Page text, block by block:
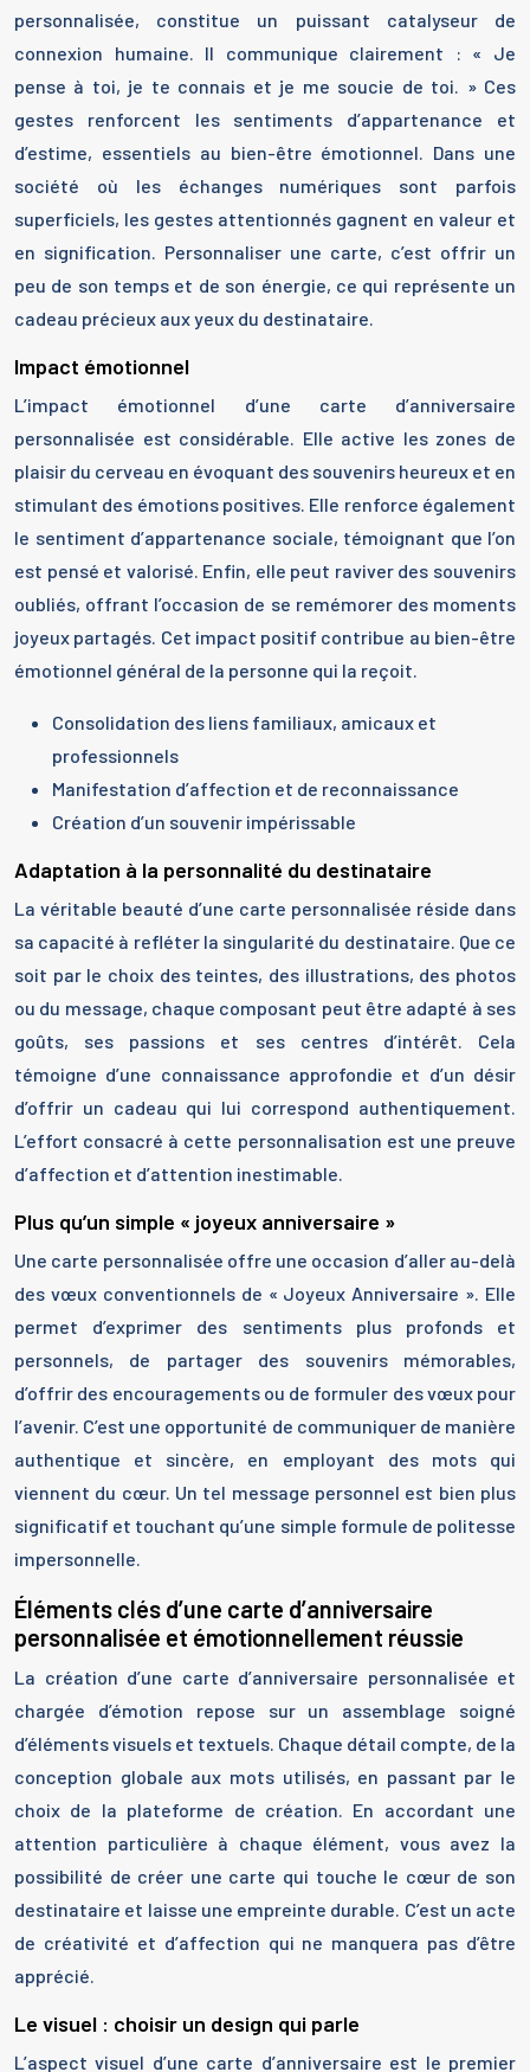
personnalisée, constitue un puissant catalyseur de
connexion humaine. Il communique clairement : « Je
pense à toi, je te connais et je me soucie de toi. » Ces
gestes renforcent les sentiments d’appartenance et
d’estime, essentiels au bien-être émotionnel. Dans une
société où les échanges numériques sont parfois
superficiels, les gestes attentionnés gagnent en valeur et
en signification. Personnaliser une carte, c’est offrir un
peu de son temps et de son énergie, ce qui représente un
cadeau précieux aux yeux du destinataire.
Impact émotionnel
L’impact émotionnel d’une carte d’anniversaire
personnalisée est considérable. Elle active les zones de
plaisir du cerveau en évoquant des souvenirs heureux et en
stimulant des émotions positives. Elle renforce également
le sentiment d’appartenance sociale, témoignant que l’on
est pensé et valorisé. Enfin, elle peut raviver des souvenirs
oubliés, offrant l’occasion de se remémorer des moments
joyeux partagés. Cet impact positif contribue au bien-être
émotionnel général de la personne qui la reçoit.
Consolidation des liens familiaux, amicaux et
professionnels
Manifestation d’affection et de reconnaissance
Création d’un souvenir impérissable
Adaptation à la personnalité du destinataire
La véritable beauté d’une carte personnalisée réside dans
sa capacité à refléter la singularité du destinataire. Que ce
soit par le choix des teintes, des illustrations, des photos
ou du message, chaque composant peut être adapté à ses
goûts, ses passions et ses centres d’intérêt. Cela
témoigne d’une connaissance approfondie et d’un désir
d’offrir un cadeau qui lui correspond authentiquement.
L’effort consacré à cette personnalisation est une preuve
d’affection et d’attention inestimable.
Plus qu’un simple « joyeux anniversaire »
Une carte personnalisée offre une occasion d’aller au-delà
des vœux conventionnels de « Joyeux Anniversaire ». Elle
permet d’exprimer des sentiments plus profonds et
personnels, de partager des souvenirs mémorables,
d’offrir des encouragements ou de formuler des vœux pour
l’avenir. C’est une opportunité de communiquer de manière
authentique et sincère, en employant des mots qui
viennent du cœur. Un tel message personnel est bien plus
significatif et touchant qu’une simple formule de politesse
impersonnelle.
Éléments clés d’une carte d’anniversaire
personnalisée et émotionnellement réussie
La création d’une carte d’anniversaire personnalisée et
chargée d’émotion repose sur un assemblage soigné
d’éléments visuels et textuels. Chaque détail compte, de la
conception globale aux mots utilisés, en passant par le
choix de la plateforme de création. En accordant une
attention particulière à chaque élément, vous avez la
possibilité de créer une carte qui touche le cœur de son
destinataire et laisse une empreinte durable. C’est un acte
de créativité et d’affection qui ne manquera pas d’être
apprécié.
Le visuel : choisir un design qui parle
L’aspect visuel d’une carte d’anniversaire est le premier